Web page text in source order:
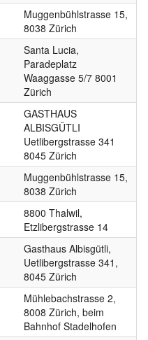
Muggenbühlstrasse 15,
8038 Zürich
Santa Lucia,
Paradeplatz
Waaggasse 5/7 8001
Zürich
GASTHAUS
ALBISGÜTLI
Uetlibergstrasse 341
8045 Zürich
Muggenbühlstrasse 15,
8038 Zürich
8800 Thalwil,
Etzlibergstrasse 14
Gasthaus Albisgütli,
Uetlibergstrasse 341,
8045 Zürich
Mühlebachstrasse 2,
8008 Zürich, beim
Bahnhof Stadelhofen